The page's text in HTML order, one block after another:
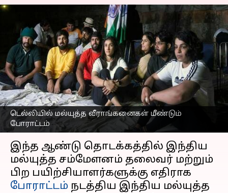
டெல்லியில் மல்யுத்த வீராங்கனைகள் மீண்டும்
போராட்டம்
'போடியம் முதல்
போராட்டம் வரை' :
டெல்லியில் மல்யுத்த
வீராங்கனைகள் மீண்டும்
போராட்டம்
எழுதியவர் Sekar Chinnappan Apr 24, 2023 12:54 pm
செய்தி முன்னோட்டம்
இந்த ஆண்டு தொடக்கத்தில் இந்திய
மல்யுத்த சம்மேளனம் தலைவர் மற்றும்
பிற பயிற்சியாளர்களுக்கு எதிராக
போராட்டம் நடத்திய இந்திய மல்யுத்த